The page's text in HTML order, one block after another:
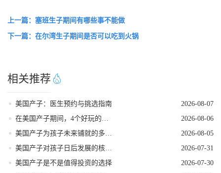
上一篇：塞班生子期间有哪些事不能做
下一篇：在尔湾生子期间是否可以吃到火锅
相关推荐
美国产子：医生预约与挑选指南
2026-08-07
2026-08-06
2026-08-05
2026-07-31
美国产子是不是值得投资的选择
2026-07-30